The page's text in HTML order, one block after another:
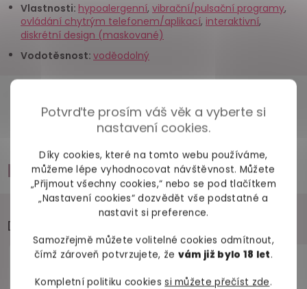
Potvrďte prosím váš věk a vyberte si
nastavení cookies.
Díky cookies, které na tomto webu používáme,
můžeme lépe vyhodnocovat návštěvnost. Můžete
„Přijmout všechny cookies,“ nebo se pod tlačítkem
„Nastavení cookies“ dozvědět vše podstatné a
nastavit si preference.
Samozřejmě můžete volitelné cookies odmítnout,
čímž zároveň potvrzujete, že vám již bylo 18 let.
Kompletní politiku cookiessi můžete přečíst zde.
Příslušenství
Vlastnosti: hypoalergenní, vibrační/pulsační programy,
ovládání chytrým telefonem/aplikací, interaktivní,
diskrétní design (maskované)
Vodotěsnost: voděodolný
Doporučujeme přikoupit